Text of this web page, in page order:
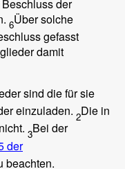
der
6Über solche
gefasst
damit
sind die für sie
einzuladen. 2Die in
3Bei der
der
beachten.